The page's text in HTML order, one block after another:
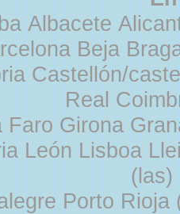
Albacete
Beja
Castellón/
Real
Faro Girona
León Lisboa
Porto